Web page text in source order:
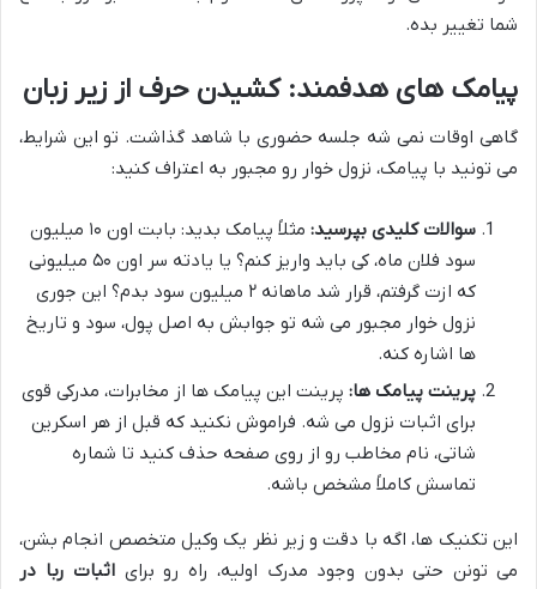
شما تغییر بده.
پیامک های هدفمند: کشیدن حرف از زیر زبان
گاهی اوقات نمی شه جلسه حضوری با شاهد گذاشت. تو این شرایط،
می تونید با پیامک، نزول خوار رو مجبور به اعتراف کنید:
سوالات کلیدی بپرسید:
مثلاً پیامک بدید: بابت اون ۱۰ میلیون
سود فلان ماه، کی باید واریز کنم؟ یا یادته سر اون ۵۰ میلیونی
که ازت گرفتم، قرار شد ماهانه ۲ میلیون سود بدم؟ این جوری
نزول خوار مجبور می شه تو جوابش به اصل پول، سود و تاریخ
ها اشاره کنه.
پرینت پیامک ها: پرینت این پیامک ها از مخابرات، مدرکی قوی
برای اثبات نزول می شه. فراموش نکنید که قبل از هر اسکرین
شاتی، نام مخاطب رو از روی صفحه حذف کنید تا شماره
تماسش کاملاً مشخص باشه.
این تکنیک ها، اگه با دقت و زیر نظر یک وکیل متخصص انجام بشن،
می تونن حتی بدون وجود مدرک اولیه، راه رو برای اثبات ربا در